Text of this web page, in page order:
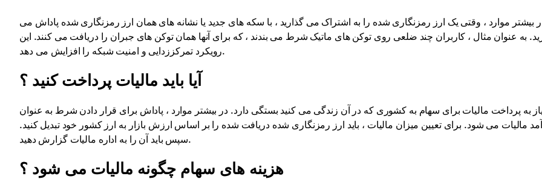
بیشتر موارد ، وقتی یک ارز رمزنگاری شده را به اشتراک می گذارید ، با سکه های جدید یا نشانه های همان ارز رمزنگاری شده پاداش می
به عنوان مثال ، کاربران چند ضلعی روی توکن های ماتیک شرط می بندند ، که برای آنها همان توکن های جبران را دریافت می کنند. این
رویکرد تمرکززدایی و امنیت شبکه را افزایش می دهد.
آیا باید مالیات پرداخت کنید ؟
به پرداخت مالیات برای سهام به کشوری که در آن زندگی می کنید بستگی دارد. در بیشتر موارد ، پاداش برای قرار دادن شرط به عنوان
مالیات می شود. برای تعیین میزان مالیات ، باید ارز رمزنگاری شده دریافت شده را بر اساس ارزش بازار به ارز کشور خود تبدیل کنید.
سپس باید آن را به اداره مالیات گزارش دهید.
هزینه های سهام چگونه مالیات می شود ؟